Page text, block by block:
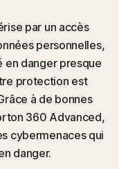
par un accès
personnelles,
danger presque
protection est
à de bonnes
360 Advanced,
cybermenaces qui
danger.